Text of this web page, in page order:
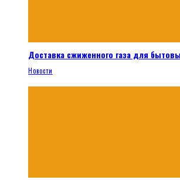
Доставка сжиженного газа для
Новости